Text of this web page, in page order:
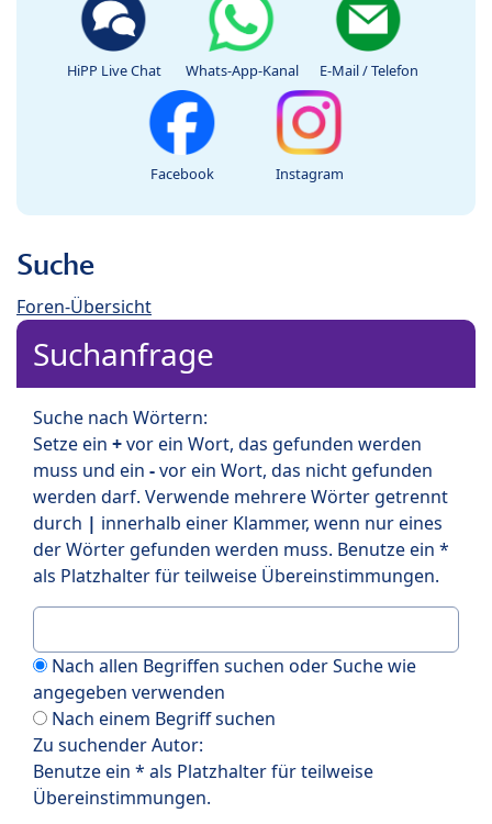
HiPP Live Chat Whats-App-Kanal E-Mail / Telefon
Facebook Instagram
Suche
Foren-Übersicht
Suchanfrage
Suche nach Wörtern:
Setze ein +vor ein Wort, das gefunden werden
muss und ein -vor ein Wort, das nicht gefunden
werden darf. Verwende mehrere Wörter getrennt
durch | innerhalb einer Klammer, wenn nur eines
der Wörter gefunden werden muss. Benutze ein *
als Platzhalter für teilweise Übereinstimmungen.
Nach allen Begriffen suchen oder Suche wie
angegeben verwenden
Nach einem Begriff suchen
Zu suchender Autor:
Benutze ein * als Platzhalter für teilweise
Übereinstimmungen.